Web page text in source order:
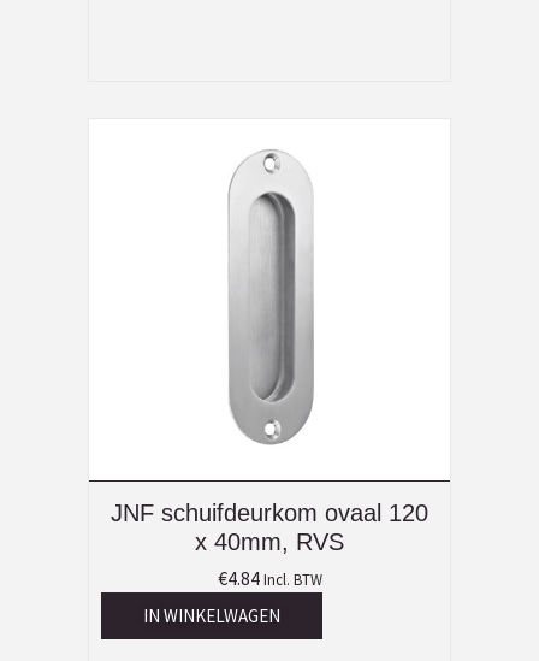
JNF schuifdeurkom ovaal 120
x 40mm, RVS
€4.84 Incl. BTW
IN WINKELWAGEN